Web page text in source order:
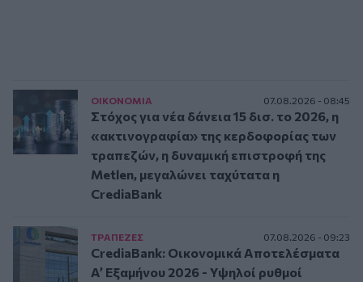
ΟΙΚΟΝΟΜΙΑ 07.08.2026 - 08:45
Στόχος για νέα δάνεια 15 δισ. το 2026, η
«ακτινογραφία» της κερδοφορίας των
τραπεζών, η δυναμική επιστροφή της
Metlen, μεγαλώνει ταχύτατα η
CrediaBank
ΤΡAΠΕΖΕΣ 07.08.2026 - 09:23
CrediaBank: Οικονομικά Αποτελέσματα
A’ Εξαμήνου 2026 - Υψηλοί ρυθμοί